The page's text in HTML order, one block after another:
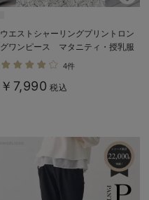
ウエストシャーリングプリントロン
グワンピース マタニティ・授乳服
【出産後も長く使える】
4件
￥7,990 税込